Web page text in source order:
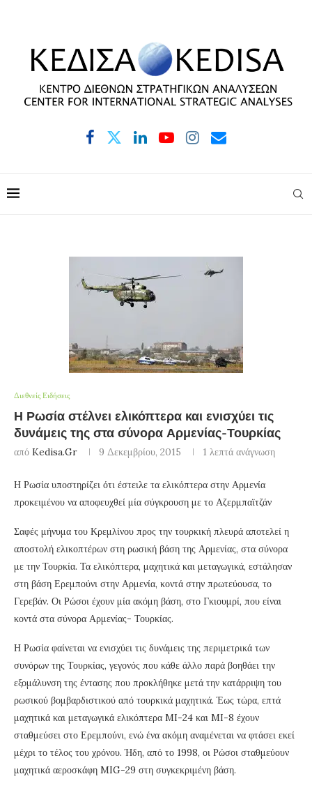
Διεθνείς Ειδήσεις
Η Ρωσία στέλνει ελικόπτερα και ενισχύει τις
δυνάμεις της στα σύνορα Αρμενίας-Τουρκίας
από Kedisa.gr 9 Δεκεμβρίου, 2015 1 λεπτά ανάγνωση
Η Ρωσία υποστηρίζει ότι έστειλε τα ελικόπτερα στην Αρμενία
προκειμένου να αποφευχθεί μία σύγκρουση με το Αζερμπαϊτζάν
Σαφές μήνυμα του Κρεμλίνου προς την τουρκική πλευρά αποτελεί η
αποστολή ελικοπτέρων στη ρωσική βάση της Αρμενίας, στα σύνορα
με την Τουρκία. Τα ελικόπτερα, μαχητικά και μεταγωγικά, εστάλησαν
στη βάση Ερεμπούνι στην Αρμενία, κοντά στην πρωτεύουσα, το
Γερεβάν. Οι Ρώσοι έχουν μία ακόμη βάση, στο Γκιουμρί, που είναι
κοντά στα σύνορα Αρμενίας- Τουρκίας.
Η Ρωσία φαίνεται να ενισχύει τις δυνάμεις της περιμετρικά των
συνόρων της Τουρκίας, γεγονός που κάθε άλλο παρά βοηθάει την
εξομάλυνση της έντασης που προκλήθηκε μετά την κατάρριψη του
ρωσικού βομβαρδιστικού από τουρκικά μαχητικά. Έως τώρα, επτά
μαχητικά και μεταγωγικά ελικόπτερα MI-24 και MI-8 έχουν
σταθμεύσει στο Ερεμπούνι, ενώ ένα ακόμη αναμένεται να φτάσει εκεί
μέχρι το τέλος του χρόνου. Ήδη, από το 1998, οι Ρώσοι σταθμεύουν
μαχητικά αεροσκάφη MIG-29 στη συγκεκριμένη βάση.